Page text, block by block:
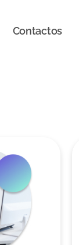
Contactos